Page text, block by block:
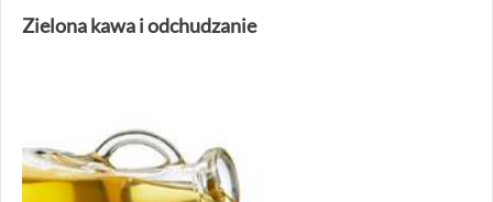
Zielona kawa i odchudzanie